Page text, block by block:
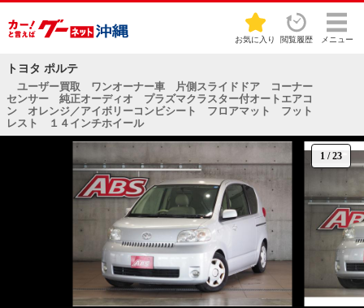
お気に入り 閲覧履歴 メニュー
トヨタ ポルテ
ユーザー買取 ワンオーナー車 片側スライドドア コーナー
センサー 純正オーディオ プラズマクラスター付オートエアコ
ン オレンジ／アイボリーコンビシート フロアマット フット
レスト １４インチホイール
1 /23